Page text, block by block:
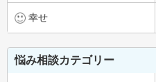
幸せ
悩み相談カテゴリー